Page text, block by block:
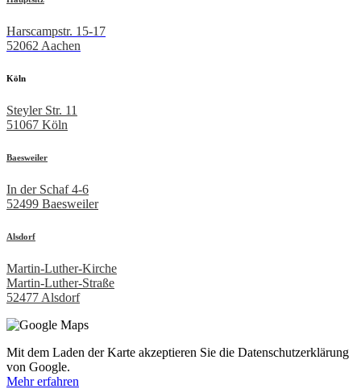
Harscampstr. 15-17
52062 Aachen
Köln
Steyler Str. 11
51067 Köln
Baesweiler
In der Schaf 4-6
52499 Baesweiler
Alsdorf
Martin-Luther-Kirche
Martin-Luther-Straße
52477 Alsdorf
Mit dem Laden der Karte akzeptieren Sie die Datenschutzerklärung
von Google.
Mehr erfahren